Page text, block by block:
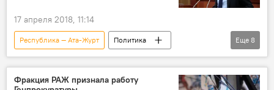
17 апреля 2018, 11:14
Республика — Ата-Журт
Политика
Кыргызстан
Новости
Отчет Сапара Исакова перед парламентской оппозицией
Еще 8
Фракция РАЖ признала работу